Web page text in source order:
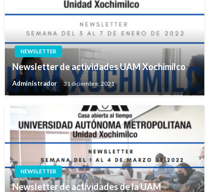
NEWSLETTER
Newsletter de actividades UAM Xochimilco
Administrador 31 diciembre, 2021
NEWSLETTER
Newsletter de actividades de la UAM